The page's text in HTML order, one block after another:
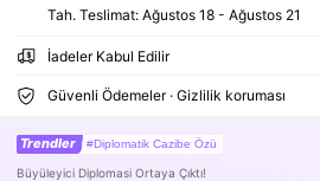
Tah. Teslimat: Ağustos 18 - Ağustos 21
İadeler Kabul Edilir
Güvenli Ödemeler · Gizlilik koruması
Trendler #Diplomatik Cazibe Özü
Büyüleyici Diplomasi Ortaya Çıktı!